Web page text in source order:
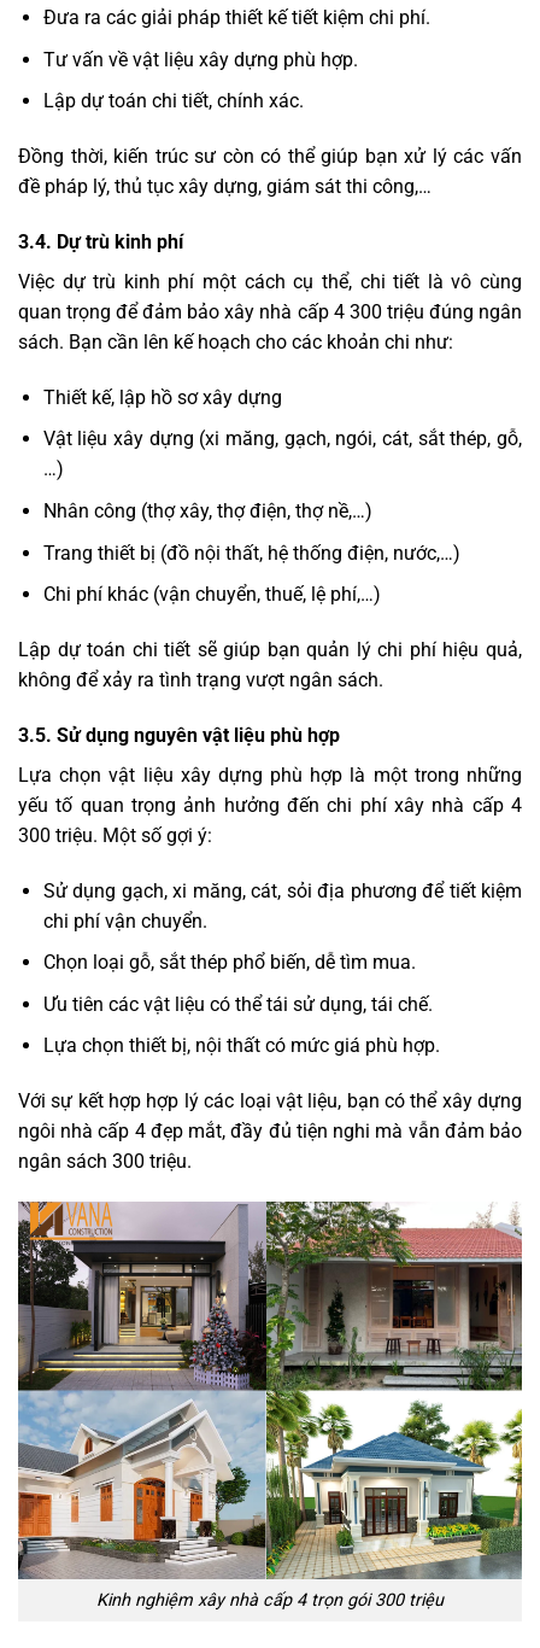
Đưa ra các giải pháp thiết kế tiết kiệm chi phí.
Tư vấn về vật liệu xây dựng phù hợp.
Lập dự toán chi tiết, chính xác.
Đồng thời, kiến trúc sư còn có thể giúp bạn xử lý các vấn
đề pháp lý, thủ tục xây dựng, giám sát thi công,…
3.4. Dự trù kinh phí
Việc dự trù kinh phí một cách cụ thể, chi tiết là vô cùng
quan trọng để đảm bảo xây nhà cấp 4 300 triệu đúng ngân
sách. Bạn cần lên kế hoạch cho các khoản chi như:
Thiết kế, lập hồ sơ xây dựng
Vật liệu xây dựng (xi măng, gạch, ngói, cát, sắt thép, gỗ,
…)
Nhân công (thợ xây, thợ điện, thợ nề,…)
Trang thiết bị (đồ nội thất, hệ thống điện, nước,…)
Chi phí khác (vận chuyển, thuế, lệ phí,…)
Lập dự toán chi tiết sẽ giúp bạn quản lý chi phí hiệu quả,
không để xảy ra tình trạng vượt ngân sách.
3.5. Sử dụng nguyên vật liệu phù hợp
Lựa chọn vật liệu xây dựng phù hợp là một trong những
yếu tố quan trọng ảnh hưởng đến chi phí xây nhà cấp 4
300 triệu. Một số gợi ý:
Sử dụng gạch, xi măng, cát, sỏi địa phương để tiết kiệm
chi phí vận chuyển.
Chọn loại gỗ, sắt thép phổ biến, dễ tìm mua.
Ưu tiên các vật liệu có thể tái sử dụng, tái chế.
Lựa chọn thiết bị, nội thất có mức giá phù hợp.
Với sự kết hợp hợp lý các loại vật liệu, bạn có thể xây dựng
ngôi nhà cấp 4 đẹp mắt, đầy đủ tiện nghi mà vẫn đảm bảo
ngân sách 300 triệu.
Kinh nghiệm xây nhà cấp 4 trọn gói 300 triệu